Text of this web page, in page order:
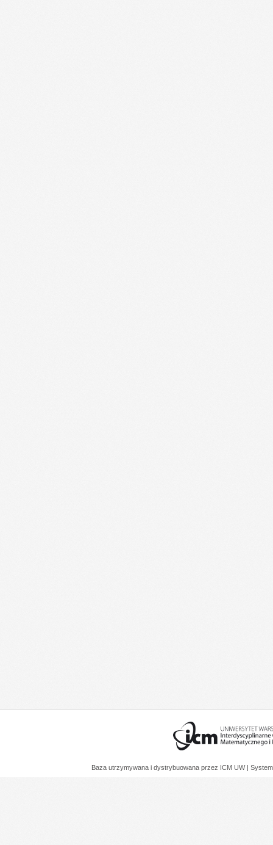
Baza utrzymywana i dystrybuowana przez ICM UW |